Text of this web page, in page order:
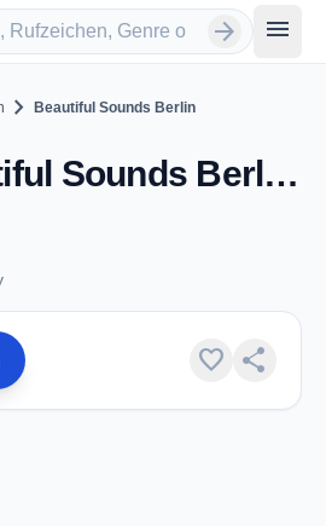
arrow_forward menu
chevron_right Beautiful Sounds Berlin
Beautiful Sounds Berlin - Berlin
favorite share